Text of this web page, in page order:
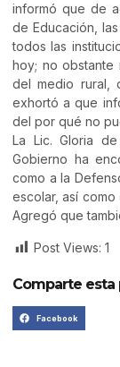
informó que de
de Educación,
todos las
hoy; no obstante
del medio rural,
exhortó a que
del por qué no
La Lic. Gloria
Gobierno ha
como a la
escolar, así como
Agregó que
Post Views: 1
Comparte esta
Facebook